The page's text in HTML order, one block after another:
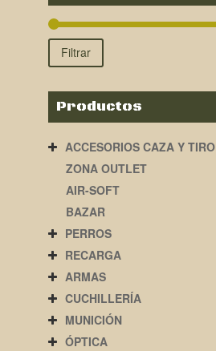
Filtrar
Productos
ACCESORIOS CAZA Y TIRO
ZONA OUTLET
AIR-SOFT
BAZAR
PERROS
RECARGA
ARMAS
CUCHILLERÍA
MUNICIÓN
ÓPTICA